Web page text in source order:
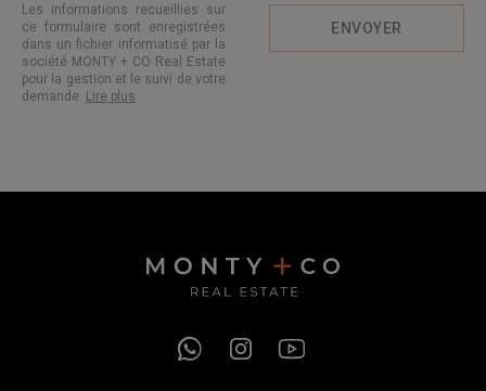
Les informations recueillies sur
ce formulaire sont enregistrées
dans un fichier informatisé par la
société MONTY + CO Real Estate
pour la gestion et le suivi de votre
demande. Lire plus
ENVOYER